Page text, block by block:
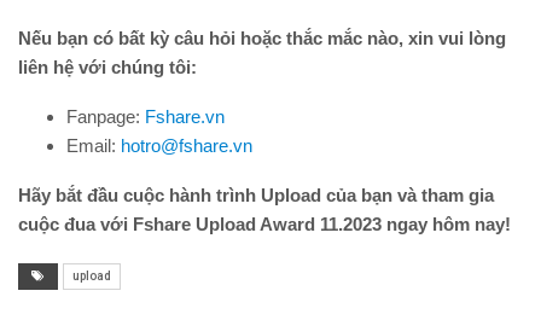
Nếu bạn có bất kỳ câu hỏi hoặc thắc mắc nào, xin vui lòng
liên hệ với chúng tôi:
Fanpage: Fshare.vn
Email: hotro@fshare.vn
Hãy bắt đầu cuộc hành trình Upload của bạn và tham gia
cuộc đua với Fshare Upload Award 11.2023 ngay hôm nay!
upload